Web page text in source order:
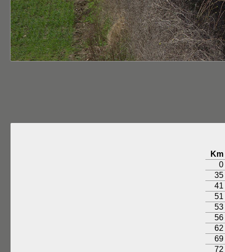
Km
0
35
41
51
53
56
62
69
72